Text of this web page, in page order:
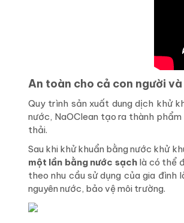
An toàn cho cả con người
Quy trình sản xuất dung dịch khử
nước, NaOClean tạo ra thành
thải.
Sau khi khử khuẩn bằng nước khử
một lần bằng nước sạchlà có thể
theo nhu cầu sử dụng của gia đình
nguyên nước, bảo vệ môi trường.